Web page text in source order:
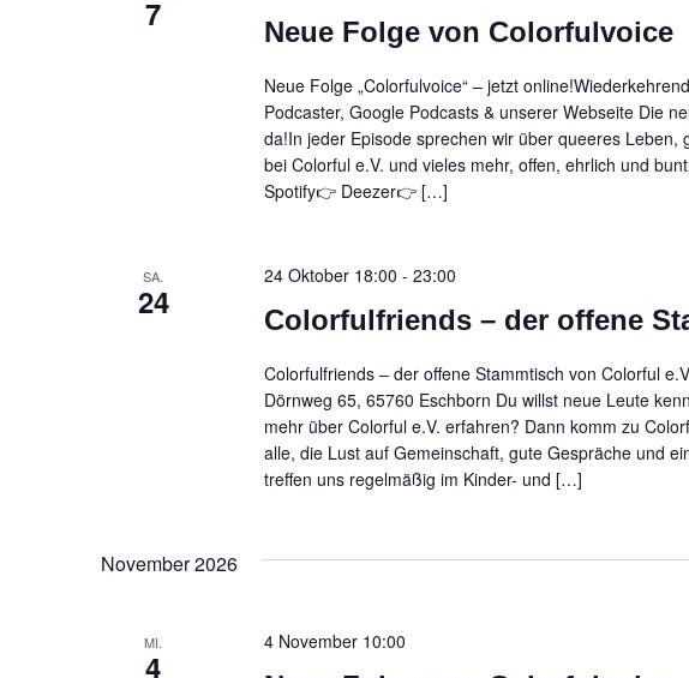
7 Neue Folge von Colorfulvoice
Neue Folge „Colorfulvoice“ – jetzt
Podcaster, Google Podcasts & unserer Webseite Die
da!In jeder Episode sprechen wir über queeres
bei Colorful e.V. und vieles mehr, offen, ehrlich und
Spotify👉 Deezer👉 […]
SA.
24 Colorfulfriends – der offene
24 Oktober 18:00 - 23:00
Colorfulfriends – der offene Stammtisch von Colorful
Dörnweg 65, 65760 Eschborn Du willst neue Leute
mehr über Colorful e.V. erfahren? Dann komm zu
alle, die Lust auf Gemeinschaft, gute Gespräche und
treffen uns regelmäßig im Kinder- und […]
November 2026
MI.
4
4 November 10:00